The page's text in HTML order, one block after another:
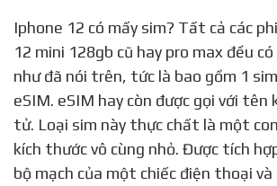
Iphone 12 có mấy sim? Tất cả các phiên bản iPhone
12 mini 128gb cũ hay pro max đều
như đã nói trên, tức là bao gồm 1
eSIM. eSIM hay còn được gọi với tên
tử. Loại sim này thực chất là một
kích thước vô cùng nhỏ. Được tích
bộ mạch của một chiếc điện thoại và